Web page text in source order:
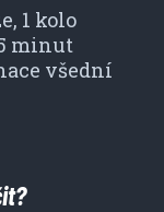
1 kolo
minut
všední